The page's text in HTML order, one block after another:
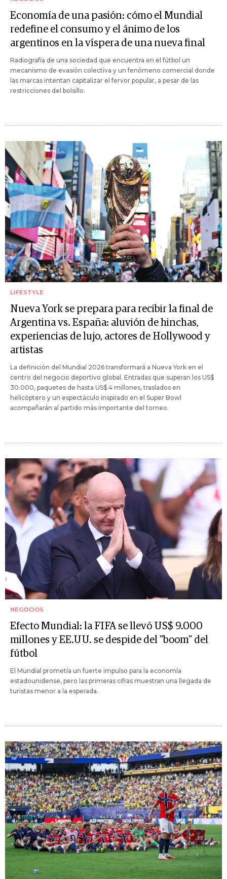
Economía de una pasión: cómo el Mundial
redefine el consumo y el ánimo de los
argentinos en la víspera de una nueva final
Radiografía de una sociedad que encuentra en el fútbol un
mecanismo de evasión colectiva y un fenómeno comercial donde
las marcas intentan capitalizar el fervor popular, a pesar de las
restricciones del bolsillo.
LIFESTYLE
Nueva York se prepara para recibir la final de
Argentina vs. España: aluvión de hinchas,
experiencias de lujo, actores de Hollywood y
artistas
La definición del Mundial 2026 transformará a Nueva York en el
centro del negocio deportivo global. Entradas que superan los US$
30.000, paquetes de hasta US$ 4 millones, traslados en
helicóptero y un espectáculo inspirado en el Super Bowl
acompañarán al partido más importante del torneo.
NEGOCIOS
Efecto Mundial: la FIFA se llevó US$ 9.000
millones y EE.UU. se despide del "boom" del
fútbol
El Mundial prometía un fuerte impulso para la economía
estadounidense, pero las primeras cifras muestran una llegada de
turistas menor a la esperada.